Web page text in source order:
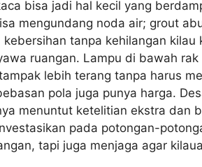
bisa jadi hal kecil yang
mengundang noda air; grout
tanpa kehilangan kilau
ruangan. Lampu di bawah
lebih terang tanpa harus
pola juga punya harga.
menuntut ketelitian ekstra dan
pada potongan-
tapi juga menjaga agar